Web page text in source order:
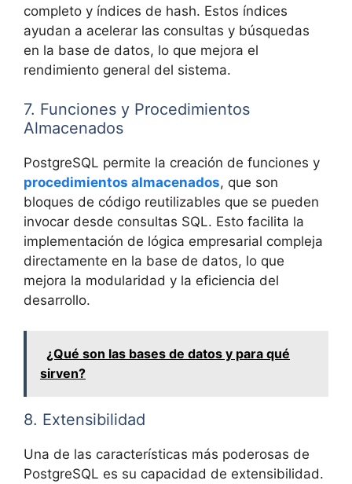
completo y índices de hash. Estos índices
ayudan a acelerar las consultas y búsquedas
en la base de datos, lo que mejora el
rendimiento general del sistema.
7. Funciones y Procedimientos
Almacenados
PostgreSQL permite la creación de funciones y
procedimientos almacenados, que son
bloques de código reutilizables que se pueden
invocar desde consultas SQL. Esto facilita la
implementación de lógica empresarial compleja
directamente en la base de datos, lo que
mejora la modularidad y la eficiencia del
desarrollo.
¿Qué son las bases de datos y para qué
sirven?
8. Extensibilidad
Una de las características más poderosas de
PostgreSQL es su capacidad de extensibilidad.